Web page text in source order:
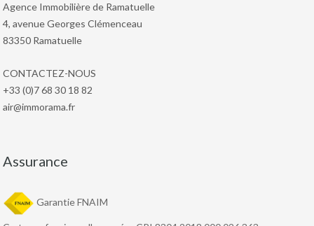
Agence Immobilière de Ramatuelle
4, avenue Georges Clémenceau
83350 Ramatuelle
CONTACTEZ-NOUS
+33 (0)7 68 30 18 82
air@immorama.fr
Assurance
Garantie FNAIM